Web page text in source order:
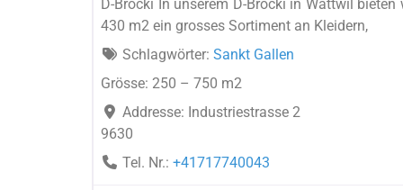
D-Brocki In unserem D-Brocki in Wattwil
430 m2 ein grosses Sortiment an Kleidern,
Schlagwörter: Sankt Gallen
Grösse: 250 – 750 m2
Addresse: Industriestrasse 2
9630
Tel. Nr.: +41717740043